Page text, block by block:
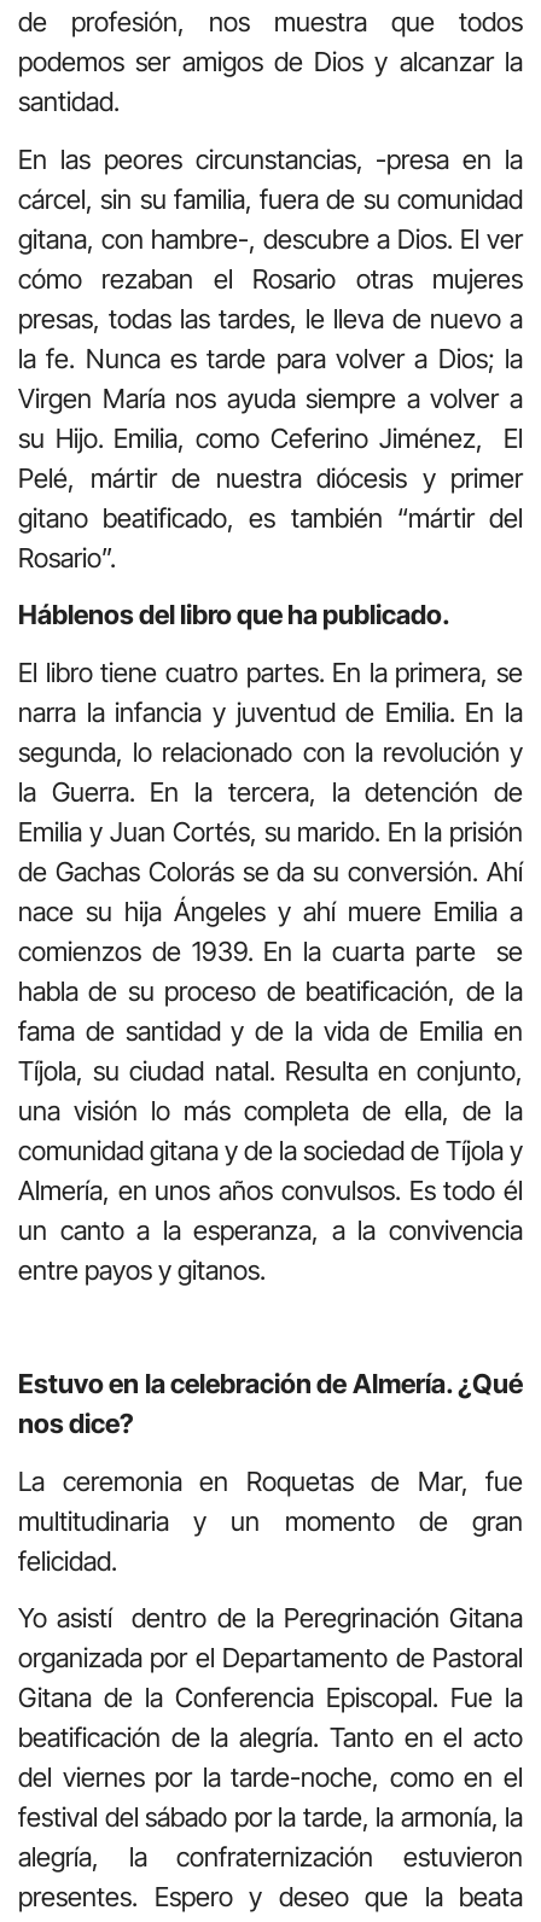
de profesión, nos muestra que todos
podemos ser amigos de Dios y alcanzar la
santidad.
En las peores circunstancias, -presa en la
cárcel, sin su familia, fuera de su comunidad
gitana, con hambre-, descubre a Dios. El ver
cómo rezaban el Rosario otras mujeres
presas, todas las tardes, le lleva de nuevo a
la fe. Nunca es tarde para volver a Dios; la
Virgen María nos ayuda siempre a volver a
su Hijo. Emilia, como Ceferino Jiménez, El
Pelé, mártir de nuestra diócesis y primer
gitano beatificado, es también “mártir del
Rosario”.
Háblenos del libro que ha publicado.
El libro tiene cuatro partes. En la primera, se
narra la infancia y juventud de Emilia. En la
segunda, lo relacionado con la revolución y
la Guerra. En la tercera, la detención de
Emilia y Juan Cortés, su marido. En la prisión
de Gachas Colorás se da su conversión. Ahí
nace su hija Ángeles y ahí muere Emilia a
comienzos de 1939. En la cuarta parte se
habla de su proceso de beatificación, de la
fama de santidad y de la vida de Emilia en
Tíjola, su ciudad natal. Resulta en conjunto,
una visión lo más completa de ella, de la
comunidad gitana y de la sociedad de Tíjola y
Almería, en unos años convulsos. Es todo él
un canto a la esperanza, a la convivencia
entre payos y gitanos.
Estuvo en la celebración de Almería. ¿Qué
nos dice?
La ceremonia en Roquetas de Mar, fue
multitudinaria y un momento de gran
felicidad.
Yo asistí dentro de la Peregrinación Gitana
organizada por el Departamento de Pastoral
Gitana de la Conferencia Episcopal. Fue la
beatificación de la alegría. Tanto en el acto
del viernes por la tarde-noche, como en el
festival del sábado por la tarde, la armonía, la
alegría, la confraternización estuvieron
presentes. Espero y deseo que la beata